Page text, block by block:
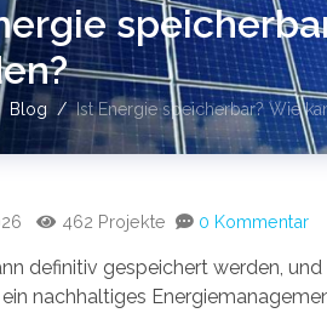
Blog Ist Energie speicherbar? Wie
462 Projekte 0 Kommentar
definitiv gespeichert werden,
nachhaltiges